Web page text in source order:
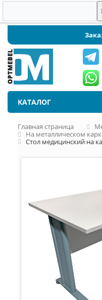
КАТАЛОГ
Главная страница
На металлическом
Стол медицинский на